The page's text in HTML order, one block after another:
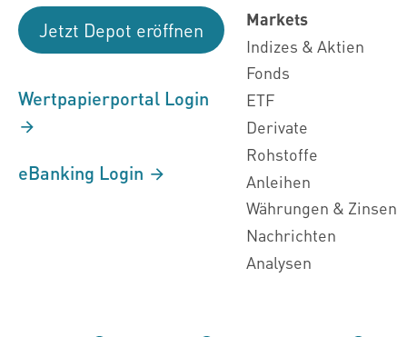
Jetzt Depot eröffnen
Wertpapierportal Login
eBanking Login
Markets
Indizes & Aktien
Fonds
ETF
Derivate
Rohstoffe
Anleihen
Währungen & Zinsen
Nachrichten
Analysen